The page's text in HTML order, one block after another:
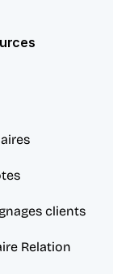
clients
Relation